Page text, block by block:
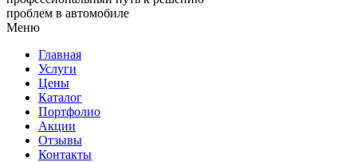
проблем в автомобиле
Меню
Главная
Услуги
Цены
Каталог
Портфолио
Акции
Отзывы
Контакты